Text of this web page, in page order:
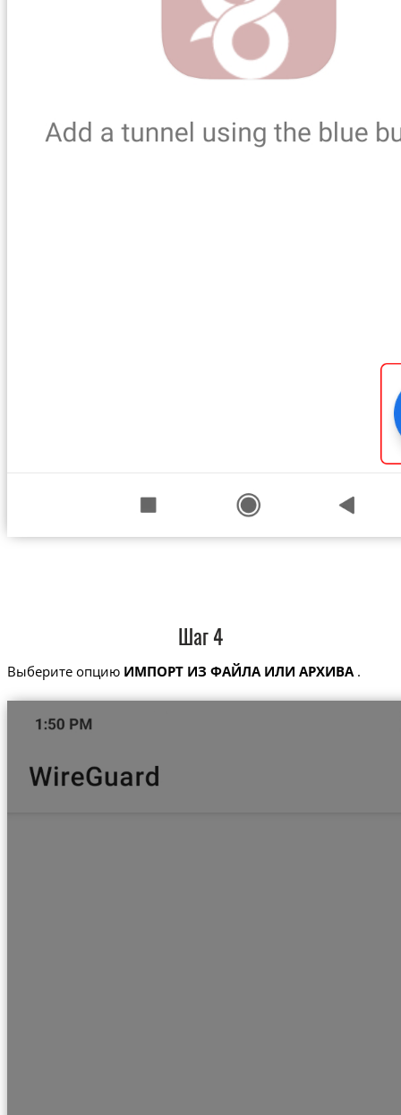
Шаг 4
Выберите опцию ИМПОРТ ИЗ ФАЙЛА ИЛИ АРХИВА.